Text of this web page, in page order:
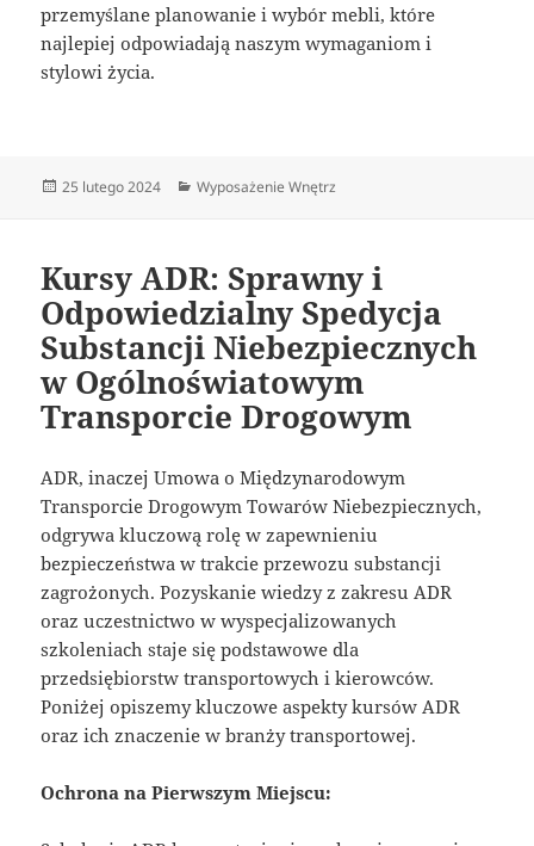
przemyślane planowanie i wybór mebli, które
najlepiej odpowiadają naszym wymaganiom i
stylowi życia.
Data
25 lutego 2024 Kategorie
Wyposażenie Wnętrz
Kursy ADR: Sprawny i
Odpowiedzialny Spedycja
Substancji Niebezpiecznych
w Ogólnoświatowym
Transporcie Drogowym
ADR, inaczej Umowa o Międzynarodowym
Transporcie Drogowym Towarów Niebezpiecznych,
odgrywa kluczową rolę w zapewnieniu
bezpieczeństwa w trakcie przewozu substancji
zagrożonych. Pozyskanie wiedzy z zakresu ADR
oraz uczestnictwo w wyspecjalizowanych
szkoleniach staje się podstawowe dla
przedsiębiorstw transportowych i kierowców.
Poniżej opiszemy kluczowe aspekty kursów ADR
oraz ich znaczenie w branży transportowej.
Ochrona na Pierwszym Miejscu: